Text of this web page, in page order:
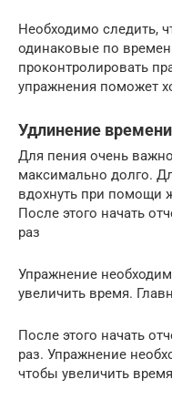
Необходимо следить,
одинаковые по
проконтролировать
упражнения поможет
Удлинение
Для пения очень
максимально долго.
вдохнуть при помощи
После этого начать
раз
Упражнение
увеличить время.
После этого начать
раз. Упражнение
чтобы увеличить